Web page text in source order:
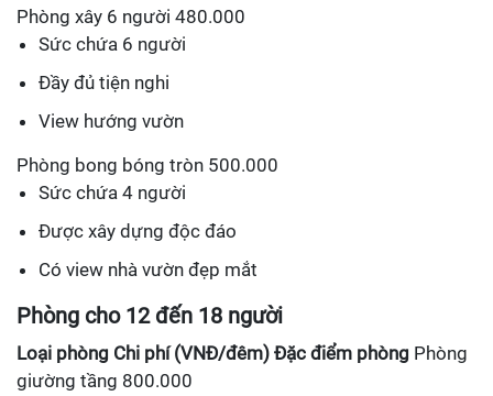
Phòng xây 6 người 480.000
Sức chứa 6 người
Đầy đủ tiện nghi
View hướng vườn
Phòng bong bóng tròn 500.000
Sức chứa 4 người
Được xây dựng độc đáo
Có view nhà vườn đẹp mắt
Phòng cho 12 đến 18 người
Loại phòng Chi phí (VNĐ/đêm) Đặc điểm phòng Phòng
giường tầng 800.000